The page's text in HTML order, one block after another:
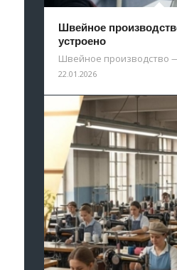
Швейное
устроено
Швейное производство
22.01.2026